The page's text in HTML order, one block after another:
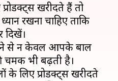
खरीदते हैं तो
रखना चाहिए ताकि
से न केवल आपके बाल
चमक भी बढ़ती है।
के लिए प्रोडक्ट्स खरीदते